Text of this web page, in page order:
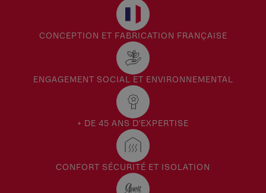
CONCEPTION ET FABRICATION FRANÇAISE
ENGAGEMENT SOCIAL ET ENVIRONNEMENTAL
+ DE 45 ANS D'EXPERTISE
CONFORT SÉCURITÉ ET ISOLATION